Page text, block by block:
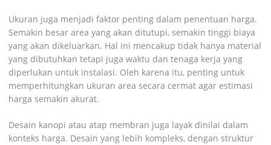
Ukuran juga menjadi faktor penting dalam penentuan harga.
Semakin besar area yang akan ditutupi, semakin tinggi biaya
yang akan dikeluarkan. Hal ini mencakup tidak hanya material
yang dibutuhkan tetapi juga waktu dan tenaga kerja yang
diperlukan untuk instalasi. Oleh karena itu, penting untuk
memperhitungkan ukuran area secara cermat agar estimasi
harga semakin akurat.
Desain kanopi atau atap membran juga layak dinilai dalam
konteks harga. Desain yang lebih kompleks, dengan struktur